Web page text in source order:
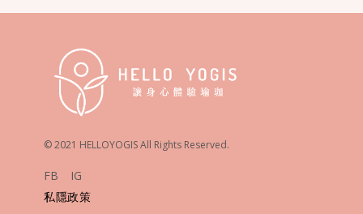
© 2021 HELLOYOGIS All Rights Reserved.
FB
IG
私隱政策